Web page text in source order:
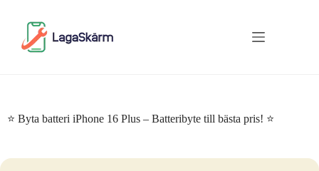
⭐ Byta batteri iPhone 16 Plus – Batteribyte till bästa pris! ⭐